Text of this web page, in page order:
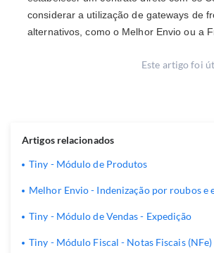
considerar a utilização de gateways de
alternativos, como o Melhor Envio ou a
Este artigo foi
Artigos relacionados
Tiny - Módulo de Produtos
Melhor Envio - Indenização por roubos e
Tiny - Módulo de Vendas - Expedição
Tiny - Módulo Fiscal - Notas Fiscais (NFe)